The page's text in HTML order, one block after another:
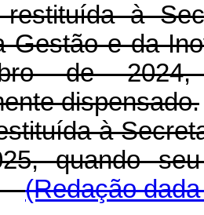
à
Gestão e da
de
dispensado.
à
quando seu
(Redação